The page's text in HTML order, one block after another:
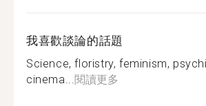
我喜歡談論的話題
Science, floristry, feminism,
cinema...閱讀更多